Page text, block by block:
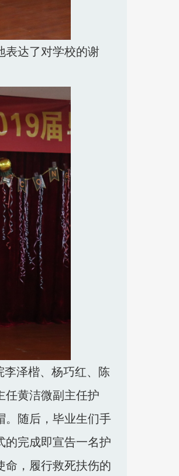
表达了对学校的谢
泽楷、杨巧红、陈
任黄洁微副主任护
。随后，毕业生们手
的完成即宣告一名护
命，履行救死扶伤的